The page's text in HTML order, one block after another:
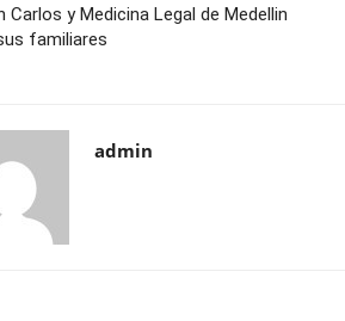
Carlos y Medicina Legal de Medellin
familiares
admin